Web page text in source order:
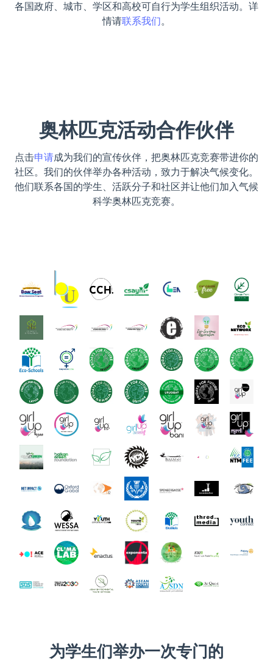
各国政府、城市、学区和高校可自行为学生组织活动。详
情请联系我们。
奥林匹克活动合作伙伴
点击申请成为我们的宣传伙伴，把奥林匹克竞赛带进你的
社区。我们的伙伴举办各种活动，致力于解决气候变化。
他们联系各国的学生、活跃分子和社区并让他们加入气候
科学奥林匹克竞赛。
为学生们举办一次专门的